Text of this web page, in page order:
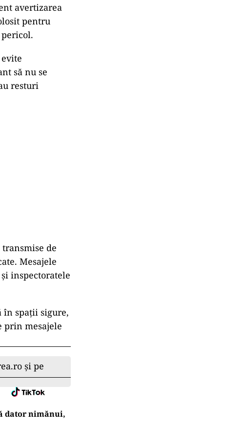
avertizarea
pentru
să nu se
resturi
de
Mesajele
inspectoratele
în spații sigure,
prin mesajele
și pe
dator nimănui,